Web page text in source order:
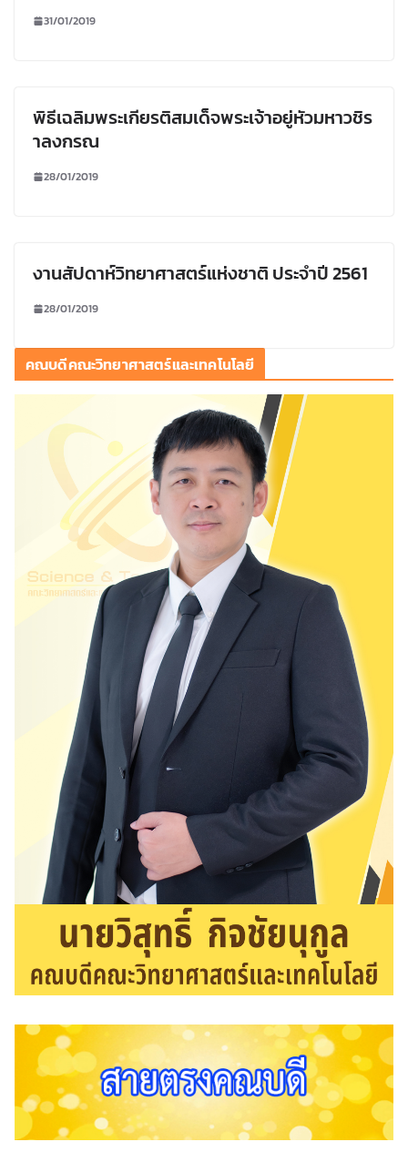
31/01/2019
พิธีเฉลิมพระเกียรติสมเด็จพระเจ้าอยู่หัวมหาวชิร
าลงกรณ
28/01/2019
งานสัปดาห์วิทยาศาสตร์แห่งชาติ ประจำปี 2561
28/01/2019
คณบดีคณะวิทยาศาสตร์และเทคโนโลยี